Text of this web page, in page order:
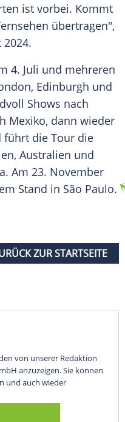
ist vorbei. Kommt
übertragen",
4. Juli und mehreren
, Edinburgh und
Shows nach
Mexiko, dann wieder
führt die Tour die
Australien und
. Am 23. November
Stand in São Paulo.
ZUR STARTSEITE
von unserer Redaktion
anzuzeigen. Sie können
und auch wieder